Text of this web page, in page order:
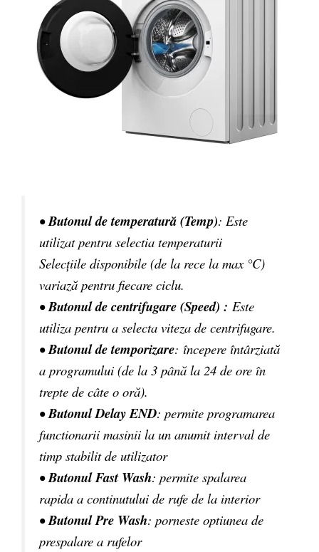
•Butonul de temperatură (Temp): Este
utilizat pentru selectia temperaturii
Selecțiile disponibile (de la rece la max °C)
variază pentru fiecare ciclu.
•Butonul de centrifugare (Speed) : Este
utiliza pentru a selecta viteza de centrifugare.
•Butonul de temporizare: începere întârziată
a programului (de la 3 până la 24 de ore în
trepte de câte o oră).
•Butonul Delay END: permite programarea
functionarii masinii la un anumit interval de
timp stabilit de utilizator
•Butonul Fast Wash: permite spalarea
rapida a continutului de rufe de la interior
•Butonul Pre Wash: porneste optiunea de
prespalare a rufelor